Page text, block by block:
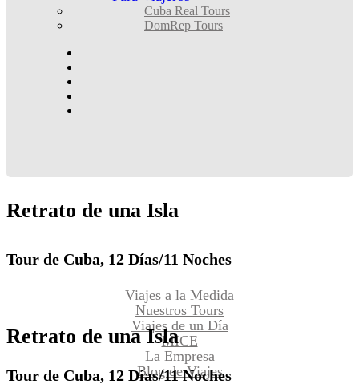
Cuba Real Tours
DomRep Tours
Retrato de una Isla
Tour de Cuba, 12 Días/11 Noches
Viajes a la Medida
Nuestros Tours
Viajes de un Día
MICE
La Empresa
Blog de Viajes
Retrato de una Isla
Tour de Cuba, 12 Días/11 Noches